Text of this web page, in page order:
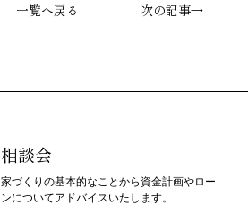
一覧へ戻る 次の記事→
相談会
家づくりの基本的なことから資金計画やロー
ンについてアドバイスいたします。